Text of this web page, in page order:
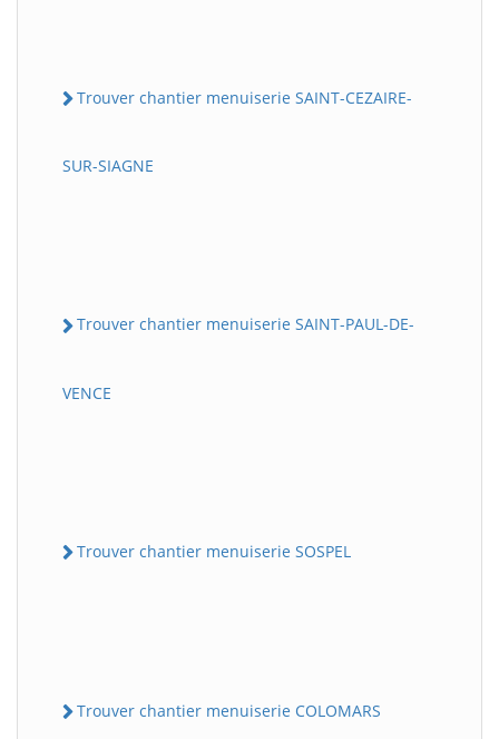
Trouver chantier menuiserie SAINT-CEZAIRE-
SUR-SIAGNE
Trouver chantier menuiserie SAINT-PAUL-DE-
VENCE
Trouver chantier menuiserie SOSPEL
Trouver chantier menuiserie COLOMARS